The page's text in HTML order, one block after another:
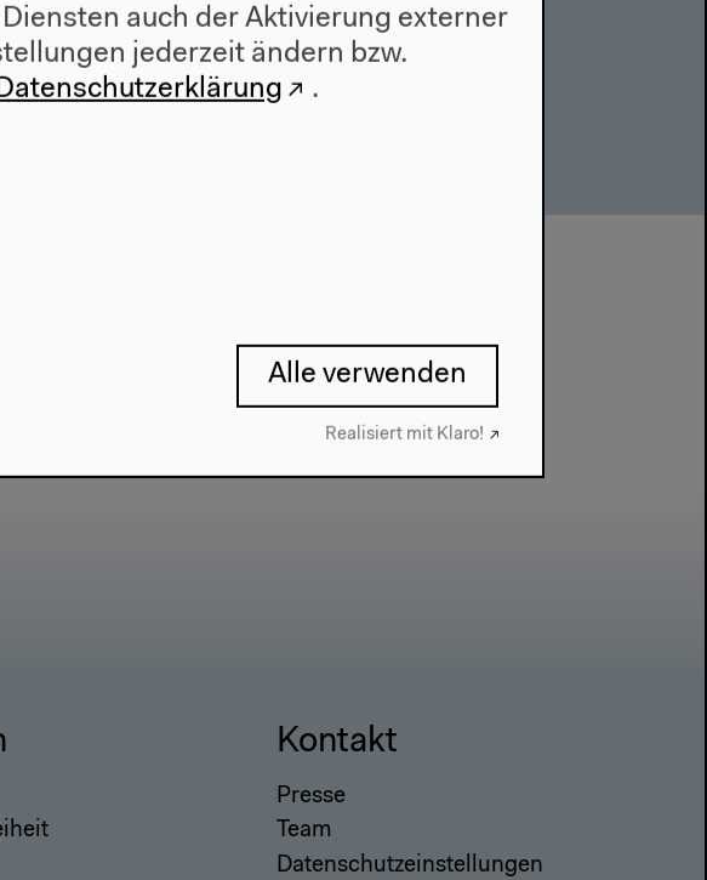
Kontakt
Presse
Team
Datenschutzeinstellungen
auch der Aktivierung externer
jederzeit ändern bzw.
.
Alle verwenden
Realisiert mit Klaro!